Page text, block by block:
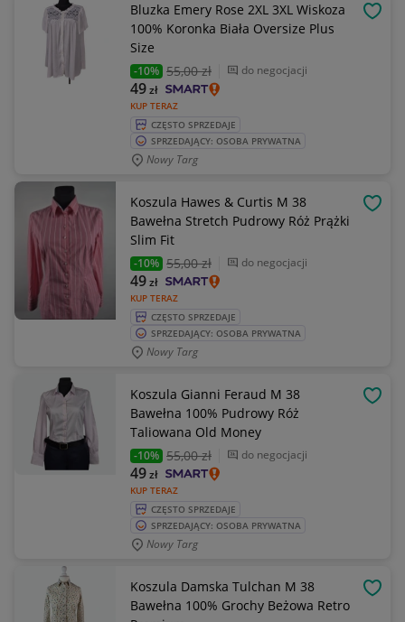
Bluzka Emery Rose 2XL 3XL Wiskoza
100% Koronka Biała Oversize Plus
Size
-10% 55,00 zł do negocjacji
KUP TERAZ
49zł
CZĘSTO SPRZEDAJE
SPRZEDAJĄCY: OSOBA PRYWATNA
Nowy Targ
Koszula Hawes & Curtis M 38
Bawełna Stretch Pudrowy Róż Prążki
Slim Fit
-10% 55,00 zł do negocjacji
KUP TERAZ
49zł
CZĘSTO SPRZEDAJE
SPRZEDAJĄCY: OSOBA PRYWATNA
Nowy Targ
Koszula Gianni Feraud M 38
Bawełna 100% Pudrowy Róż
Taliowana Old Money
-10% 55,00 zł do negocjacji
KUP TERAZ
49zł
CZĘSTO SPRZEDAJE
SPRZEDAJĄCY: OSOBA PRYWATNA
Nowy Targ
Koszula Damska Tulchan M 38
Bawełna 100% Grochy Beżowa Retro